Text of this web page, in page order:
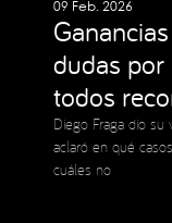
09 Feb. 2026
dudas
todos
Diego Fraga dio
aclaró en qué
cuáles no